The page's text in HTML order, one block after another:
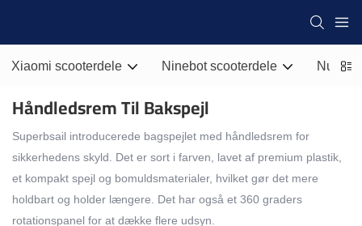
Xiaomi scooterdele Ninebot scooterdele Nul
Håndledsrem Til Bakspejl
Superbsail introducerede bagspejlet med håndledsrem for
sikkerhedens skyld. Det er sort i farven, lavet af premium plastik,
et kompakt spejl og bomuldsmaterialer, hvilket gør det mere
holdbart og holder længere. Det har også et 360 graders
rotationspanel for at dække flere udsyn.